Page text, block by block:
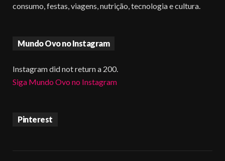
consumo, festas, viagens, nutrição, tecnologia e cultura.
Mundo Ovo no Instagram
Instagram did not return a 200.
Siga Mundo Ovo no Instagram
Pinterest